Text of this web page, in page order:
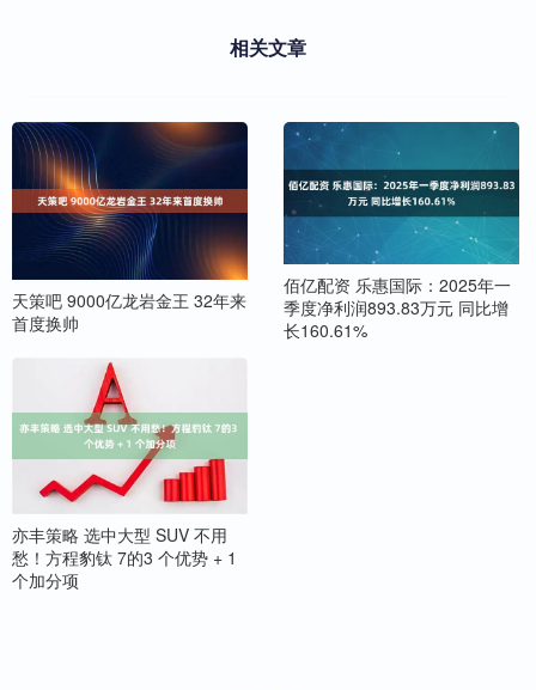
相关文章
天策吧 9000亿龙岩金王 32年来
首度换帅
佰亿配资 乐惠国际：2025年一
季度净利润893.83万元 同比增
长160.61%
亦丰策略 选中大型 SUV 不用
愁！方程豹钛 7的3 个优势 + 1
个加分项